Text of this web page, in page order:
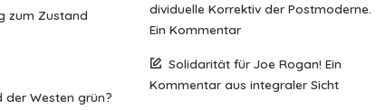
zum Zustand
der Westen grün?
dividuelle Korrektiv der Postmoderne.
Ein Kommentar
Solidarität für Joe Rogan! Ein
Kommentar aus integraler Sicht